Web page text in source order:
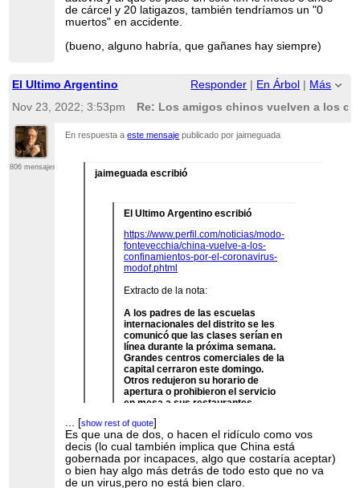
de cárcel y 20 latigazos, también tendríamos un "0
muertos" en accidente.
(bueno, alguno habría, que gañanes hay siempre)
El Ultimo Argentino Responder En Árbol
Más
Nov 23, 2022; 3:53pm
Re: Los amigos chinos vuelven a los
806 mensajes
En respuesta aeste mensaje publicado por jaimeguada
jaimeguada escribió
El Ultimo Argentino escribió
https://www.perfil.com/noticias/modo-
fontevecchia/china-vuelve-a-los-
confinamientos-por-el-coronavirus-
modof.phtml
Extracto de la nota:
A los padres de las escuelas
internacionales del distrito se les
comunicó que las clases serían en
línea durante la próxima semana.
Grandes centros comerciales de la
capital cerraron este domingo.
Otros redujeron su horario de
apertura o prohibieron el servicio
en mesa a sus restaurantes.
China anunció el 11 de noviembre
una relajación de su estrategia de
covid cero, política emblemática
del presidente Xi Jinping con
medidas como la reducción de las
cuarentenas, especialmente para
...[show rest of quote]
...[show rest of quote]
En mi opinión están haciendo el ridículo de
manera espantosa desde hace muuuuuchos
... [show rest of quote]
[show rest of quote]
Es que una de dos, o hacen el ridículo como vos
decis (lo cual también implica que China está
gobernada por incapaces, algo que costaría aceptar)
o bien hay algo más detrás de todo esto que no va
de un virus,pero no está bien claro.